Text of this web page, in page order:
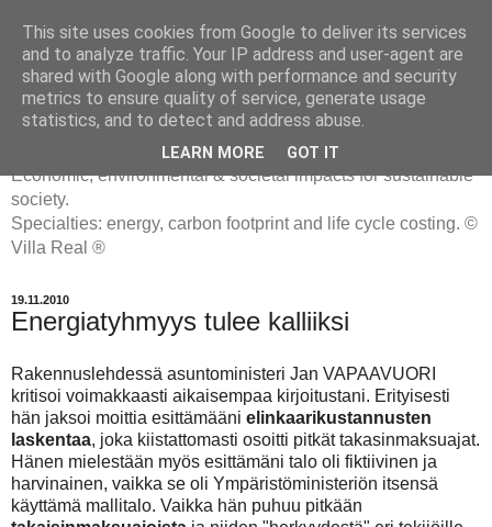
ENERGIATYHMYRIT
Economic, environmental & societal impacts for sustainable
society.
Specialties: energy, carbon footprint and life cycle costing. ©
Villa Real ®
19.11.2010
Energiatyhmyys tulee kalliiksi
Rakennuslehdessä asuntoministeri Jan VAPAAVUORI
kritisoi voimakkaasti aikaisempaa kirjoitustani. Erityisesti
hän jaksoi moittia esittämääni elinkaarikustannusten
laskentaa, joka kiistattomasti osoitti pitkät takasinmaksuajat.
Hänen mielestään myös esittämäni talo oli fiktiivinen ja
harvinainen, vaikka se oli Ympäristöministeriön itsensä
käyttämä mallitalo. Vaikka hän puhuu pitkään
This site uses cookies from Google to deliver its services
and to analyze traffic. Your IP address and user-agent are
shared with Google along with performance and security
metrics to ensure quality of service, generate usage
statistics, and to detect and address abuse.
LEARN MORE GOT IT